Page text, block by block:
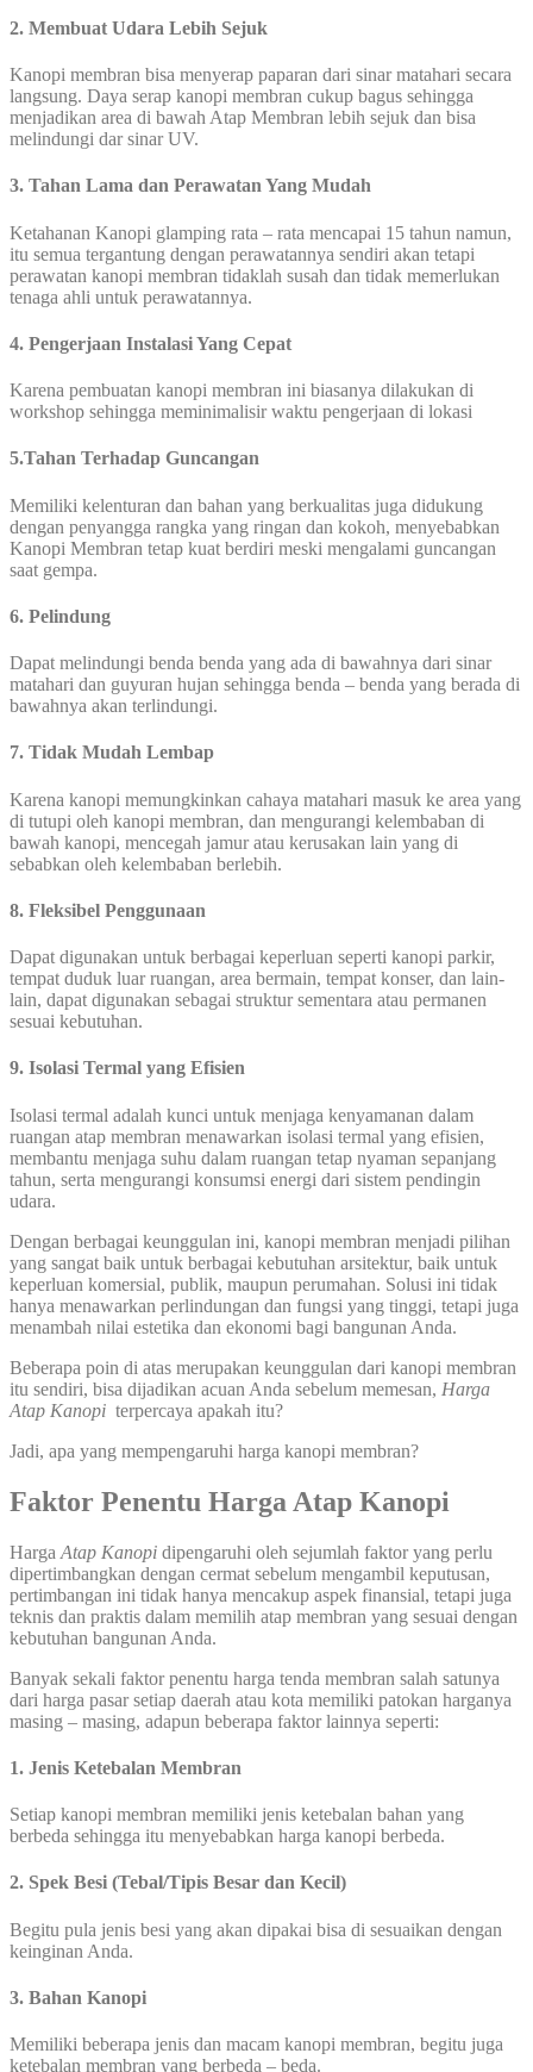
2. Membuat Udara Lebih Sejuk
Kanopi membran bisa menyerap paparan dari sinar matahari secara
langsung. Daya serap kanopi membran cukup bagus sehingga
menjadikan area di bawah Atap Membran lebih sejuk dan bisa
melindungi dar sinar UV.
3. Tahan Lama dan Perawatan Yang Mudah
Ketahanan Kanopi glamping rata – rata mencapai 15 tahun namun,
itu semua tergantung dengan perawatannya sendiri akan tetapi
perawatan kanopi membran tidaklah susah dan tidak memerlukan
tenaga ahli untuk perawatannya.
4. Pengerjaan Instalasi Yang Cepat
Karena pembuatan kanopi membran ini biasanya dilakukan di
workshop sehingga meminimalisir waktu pengerjaan di lokasi
5.Tahan Terhadap Guncangan
Memiliki kelenturan dan bahan yang berkualitas juga didukung
dengan penyangga rangka yang ringan dan kokoh, menyebabkan
Kanopi Membran tetap kuat berdiri meski mengalami guncangan
saat gempa.
6. Pelindung
Dapat melindungi benda benda yang ada di bawahnya dari sinar
matahari dan guyuran hujan sehingga benda – benda yang berada di
bawahnya akan terlindungi.
7. Tidak Mudah Lembap
Karena kanopi memungkinkan cahaya matahari masuk ke area yang
di tutupi oleh kanopi membran, dan mengurangi kelembaban di
bawah kanopi, mencegah jamur atau kerusakan lain yang di
sebabkan oleh kelembaban berlebih.
8. Fleksibel Penggunaan
Dapat digunakan untuk berbagai keperluan seperti kanopi parkir,
tempat duduk luar ruangan, area bermain, tempat konser, dan lain-
lain, dapat digunakan sebagai struktur sementara atau permanen
sesuai kebutuhan.
9. Isolasi Termal yang Efisien
Isolasi termal adalah kunci untuk menjaga kenyamanan dalam
ruangan atap membran menawarkan isolasi termal yang efisien,
membantu menjaga suhu dalam ruangan tetap nyaman sepanjang
tahun, serta mengurangi konsumsi energi dari sistem pendingin
udara.
Dengan berbagai keunggulan ini, kanopi membran menjadi pilihan
yang sangat baik untuk berbagai kebutuhan arsitektur, baik untuk
keperluan komersial, publik, maupun perumahan. Solusi ini tidak
hanya menawarkan perlindungan dan fungsi yang tinggi, tetapi juga
menambah nilai estetika dan ekonomi bagi bangunan Anda.
Beberapa poin di atas merupakan keunggulan dari kanopi membran
itu sendiri, bisa dijadikan acuan Anda sebelum memesan, Harga
Atap Kanopi terpercaya apakah itu?
Jadi, apa yang mempengaruhi harga kanopi membran?
Faktor Penentu Harga Atap Kanopi
Harga Atap Kanopi dipengaruhi oleh sejumlah faktor yang perlu
dipertimbangkan dengan cermat sebelum mengambil keputusan,
pertimbangan ini tidak hanya mencakup aspek finansial, tetapi juga
teknis dan praktis dalam memilih atap membran yang sesuai dengan
kebutuhan bangunan Anda.
Banyak sekali faktor penentu harga tenda membran salah satunya
dari harga pasar setiap daerah atau kota memiliki patokan harganya
masing – masing, adapun beberapa faktor lainnya seperti:
1. Jenis Ketebalan Membran
Setiap kanopi membran memiliki jenis ketebalan bahan yang
berbeda sehingga itu menyebabkan harga kanopi berbeda.
2. Spek Besi (Tebal/Tipis Besar dan Kecil)
Begitu pula jenis besi yang akan dipakai bisa di sesuaikan dengan
keinginan Anda.
3. Bahan Kanopi
Memiliki beberapa jenis dan macam kanopi membran, begitu juga
ketebalan membran yang berbeda – beda.